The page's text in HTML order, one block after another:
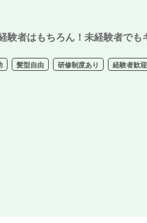
者はもちろん！未経験者でも
髪型自由 研修制度あり 経験者歓迎